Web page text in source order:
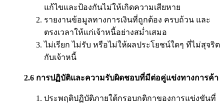
แก้ไขและป้องกันไม่ให้เกิดความเสียหาย
รายงานข้อมูลทางการเงินที่ถูกต้อง ครบถ้วน และ
ตรงเวลาให้แก่เจ้าหนี้อย่างสม่ำเสมอ
ไม่เรียก ไม่รับ หรือไม่ให้ผลประโยชน์ใดๆ ที่ไม่สุจริต
กับเจ้าหนี้
2.6 การปฏิบัติและความรับผิดชอบที่มีต่อคู่แข่งทางการค้า
ประพฤติปฏิบัติภายใต้กรอบกติกาของการแข่งขันที่